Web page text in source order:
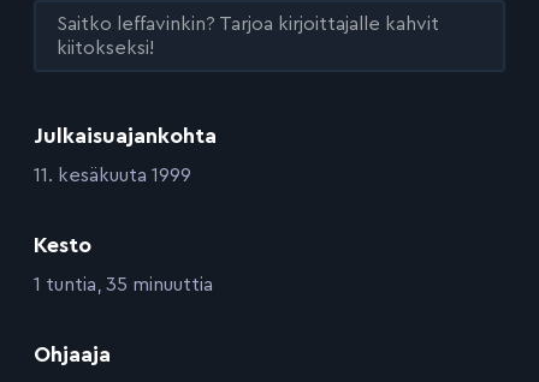
Julkaisuajankohta
:11. kesäkuuta 1999
Kesto
:1 tuntia, 35 minuuttia
Ohjaaja
Saitko leffavinkin? Tarjoa kirjoittajalle kahvit
kiitokseksi!